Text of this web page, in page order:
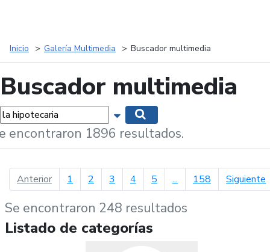
Inicio Galería Multimedia Buscador multimedia
Buscador multimedia
Mostrar opciones de búsqueda
encontraron 1896 resultados.
Anteriorpágina anterior
1 2 3 4 5 ... 158 Siguiente
Se encontraron 248 resultados
Listado de categorías